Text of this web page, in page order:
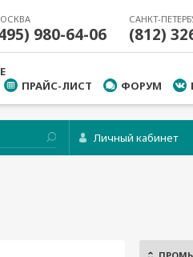
980-64-06
САНКТ-
(812)
ПРАЙС-ЛИСТ
ФОРУМ
Личный кабинет